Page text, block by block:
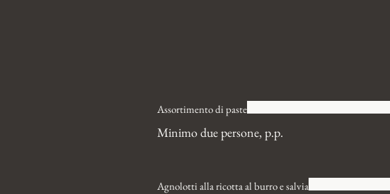
Assortimento di paste
Minimo due persone, p.p.
Agnolotti alla ricotta al burro e salvia